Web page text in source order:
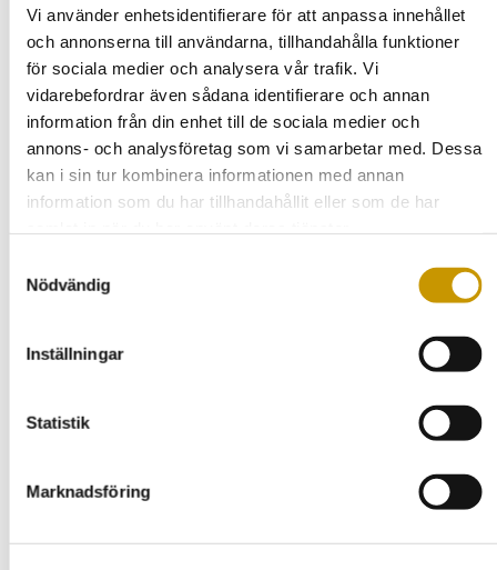
Vi använder enhetsidentifierare för att anpassa innehållet
och annonserna till användarna, tillhandahålla funktioner
för sociala medier och analysera vår trafik. Vi
vidarebefordrar även sådana identifierare och annan
information från din enhet till de sociala medier och
annons- och analysföretag som vi samarbetar med. Dessa
kan i sin tur kombinera informationen med annan
information som du har tillhandahållit eller som de har
Nödvändig
Inställningar
Statistik
Marknadsföring
Stenläggning i Surahammar
Stenläggning i Sala
Natursten:För en distinkt och naturlig estetik är
natursten det ultimata valet. Vårt utbud sträcker sig
från granit till skiffer, perfekt för allt från trappor till
terrasser. Natursten erbjuder en robust och tidlös
finish som tål både väder och vind.
Varför Välja Oss?
På Gårdsexperterna prioriterar vi alltid kvalitet och nöjda
en engagerad partner som tar hand om hela processen –
Kontakta oss redan idag för att diskutera ditt projekt i
utomhusmiljö med professionell stenläggning som håller i
många år!